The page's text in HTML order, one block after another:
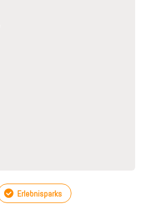
Erlebnisparks